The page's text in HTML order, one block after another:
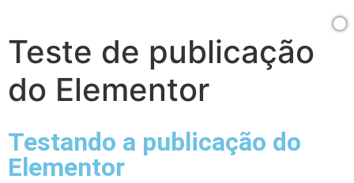
Teste de publicação
do Elementor
Testando a publicação do
Elementor